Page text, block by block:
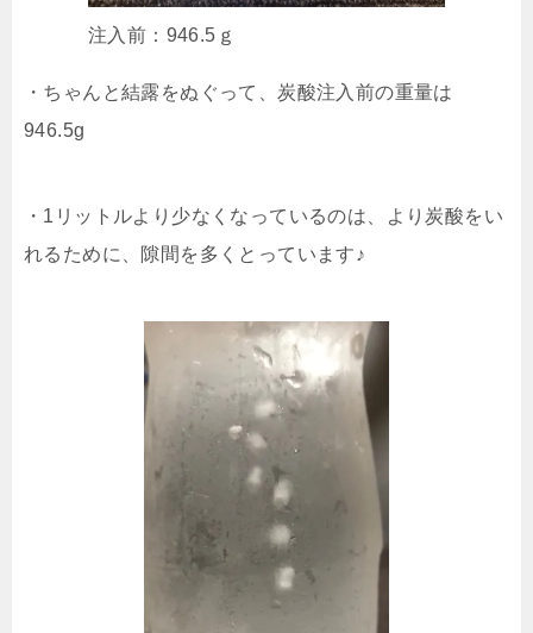
注入前：946.5ｇ
・ちゃんと結露をぬぐって、炭酸注入前の重量は
946.5g
・1リットルより少なくなっているのは、より炭酸をい
れるために、隙間を多くとっています♪